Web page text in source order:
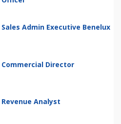
Sales Admin Executive Benelux
Commercial Director
Revenue Analyst